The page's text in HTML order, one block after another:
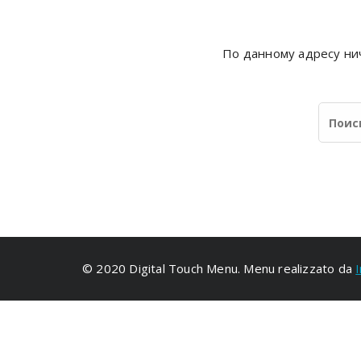
По данному адресу
© 2020 Digital Touch Menu. Menu realizzato da